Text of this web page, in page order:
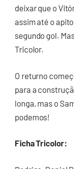
deixar que o
assim até o
segundo gol.
Tricolor.
O returno
para a
longa, mas o
podemos!
Ficha Tricolor: